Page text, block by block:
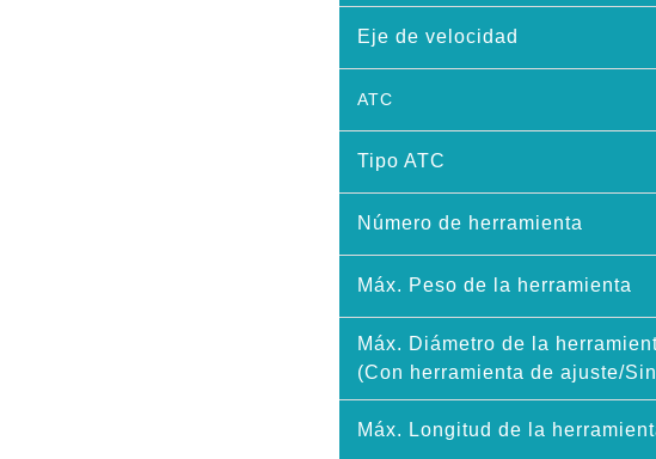
Eje de velocidad
ATC
Tipo ATC
Número de herramienta
Máx. Peso de la herramienta
Máx. Diámetro de la
(Con herramienta de ajuste/
Máx. Longitud de la